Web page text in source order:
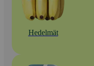
Hedelmät